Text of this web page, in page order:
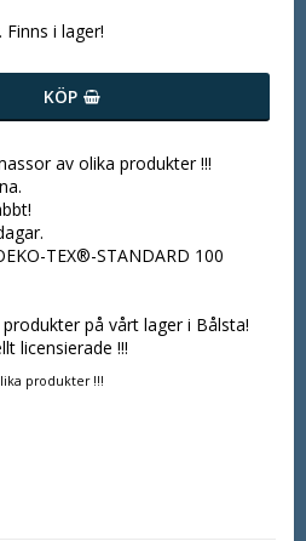
i lager!
KÖP
av olika produkter !!!
TEX®-STANDARD 100
på vårt lager i Bålsta!
licensierade !!!
produkter !!!